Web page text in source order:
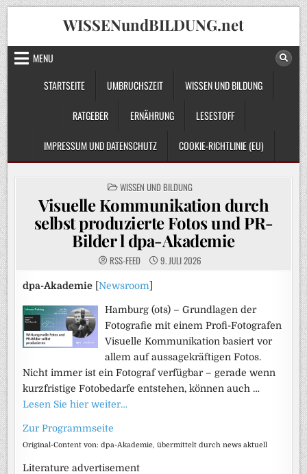
Skip
to
content
WISSENundBILDUNG.net
MENU
STARTSEITE
UMBRUCHSZEIT WISSEN UND BILDUNG
RATGEBER ERNÄHRUNG LESESTOFF
IMPRESSUM UND DATENSCHUTZ COOKIE-RICHTLINIE (EU)
POSTED
IN
WISSEN UND BILDUNG
Visuelle Kommunikation durch
selbst produzierte Fotos und PR-
Bilder l dpa-Akademie
RSS-FEED 9. JULI 2026
dpa-Akademie [Newsroom
Hamburg (ots) – Grundlagen der
Fotografie mit einem Profi-Fotografen
Visuelle Kommunikation basiert vor
allem auf aussagekräftigen Fotos.
Nicht immer ist ein Fotograf verfügbar – gerade wenn
kurzfristige Fotobedarfe entstehen, können auch …
Lesen Sie hier weiter…
Zur Programmseite
Original-Content von: dpa-Akademie, übermittelt durch news aktuell
Literature advertisement